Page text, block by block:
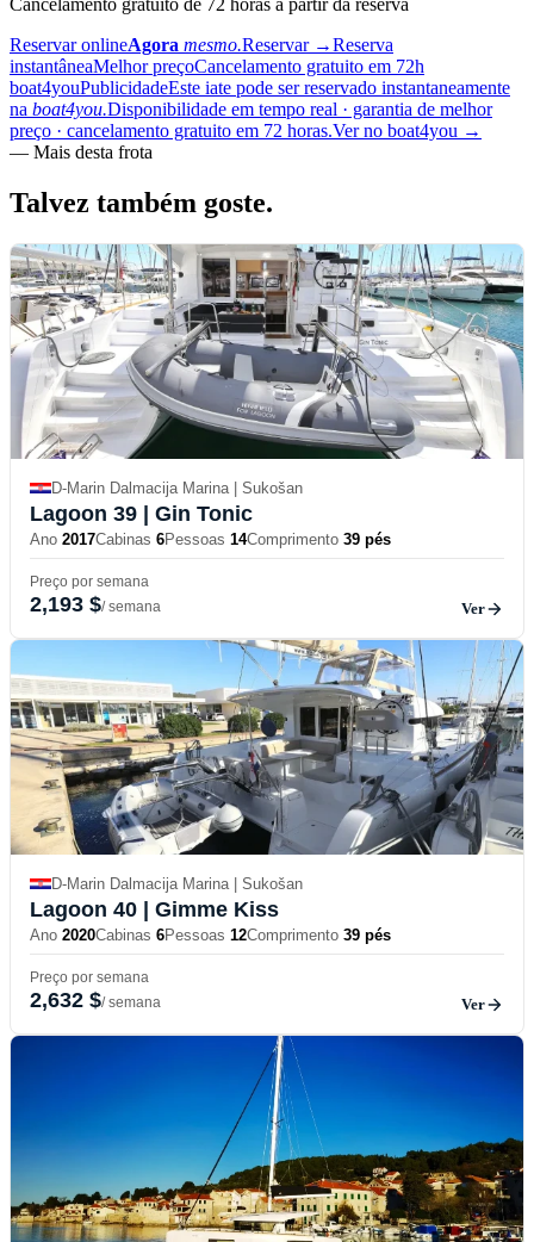
Reservar onlineAgora mesmo.Reservar →Reserva
instantâneaMelhor preçoCancelamento gratuito em 72h
boat4youPublicidadeEste iate pode ser reservado instantaneamente
na boat4you.Disponibilidade em tempo real · garantia de melhor
preço · cancelamento gratuito em 72 horas.Ver no boat4you →
— Mais desta frota
Talvez também goste.
D-Marin Dalmacija Marina | Sukošan
Lagoon 39 | Gin Tonic
Ano 2017Cabinas 6Pessoas 14Comprimento 39 pés
Preço por semana
2,193 $/ semana Ver
D-Marin Dalmacija Marina | Sukošan
Lagoon 40 | Gimme Kiss
Ano 2020Cabinas 6Pessoas 12Comprimento 39 pés
Preço por semana
2,632 $/ semana Ver